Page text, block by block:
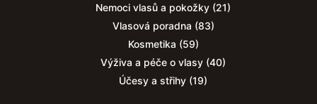
Nemoci vlasů a pokožky (21)
Vlasová poradna (83)
Kosmetika (59)
Výživa a péče o vlasy (40)
Účesy a střihy (19)